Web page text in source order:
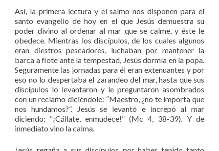
Así, la primera lectura y el salmo nos disponen para el
santo evangelio de hoy en el que Jesús demuestra su
poder divino al ordenar al mar que se calme, y éste le
obedece. Mientras los discípulos, de los cuales algunos
eran diestros pescadores, luchaban por mantener la
barca a flote ante la tempestad, Jesús dormía en la popa.
Seguramente las jornadas para él eran extenuantes y por
eso no lo despertaba el zarandeo del mar, hasta que sus
discípulos lo levantaron y le preguntaron asombrados
con un reclamo diciéndole: “Maestro, ¿no te importa que
nos hundamos?”. Jesús se levantó e increpó al mar
diciendo: “¡Cállate, enmudece!” (Mc 4, 38-39). Y de
inmediato vino la calma.